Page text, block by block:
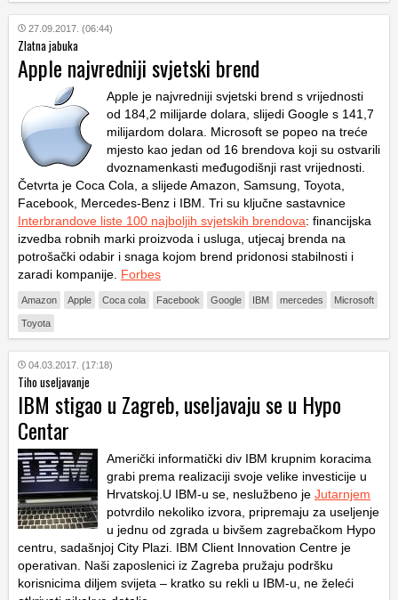
27.09.2017. (06:44)
Zlatna jabuka
Apple najvredniji svjetski brend
Apple je najvredniji svjetski brend s vrijednosti
od 184,2 milijarde dolara, slijedi Google s 141,7
milijardom dolara. Microsoft se popeo na treće
mjesto kao jedan od 16 brendova koji su ostvarili
dvoznamenkasti međugodišnji rast vrijednosti.
Četvrta je Coca Cola, a slijede Amazon, Samsung, Toyota,
Facebook, Mercedes-Benz i IBM. Tri su ključne sastavnice
Interbrandove liste 100 najboljih svjetskih brendova: financijska
izvedba robnih marki proizvoda i usluga, utjecaj brenda na
potrošački odabir i snaga kojom brend pridonosi stabilnosti i
zaradi kompanije. Forbes
Amazon Apple Coca cola Facebook Google IBM mercedes Microsoft
Toyota
04.03.2017. (17:18)
Tiho useljavanje
IBM stigao u Zagreb, useljavaju se u Hypo
Centar
Američki informatički div IBM krupnim koracima
grabi prema realizaciji svoje velike investicije u
Hrvatskoj.U IBM-u se, neslužbeno je Jutarnjem
potvrdilo nekoliko izvora, pripremaju za useljenje
u jednu od zgrada u bivšem zagrebačkom Hypo
centru, sadašnjoj City Plazi. IBM Client Innovation Centre je
operativan. Naši zaposlenici iz Zagreba pružaju podršku
korisnicima diljem svijeta – kratko su rekli u IBM-u, ne želeći